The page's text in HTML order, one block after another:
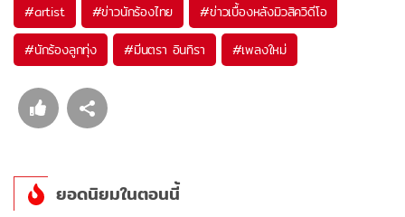
#artist #ข่าวนักร้องไทย #ข่าวเบื้องหลังมิวสิควิดีโอ
#นักร้องลูกทุ่ง #มีนตรา อินทิรา #เพลงใหม่
ยอดนิยมในตอนนี้